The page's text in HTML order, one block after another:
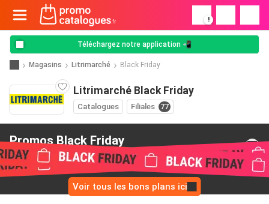
!
Téléchargez notre application 📲
Magasins Litrimarché Black Friday
Litrimarché Black Friday
Catalogues Filiales 77
Promos Black Friday
de Litrimarché
Voir tous les bons plans ici